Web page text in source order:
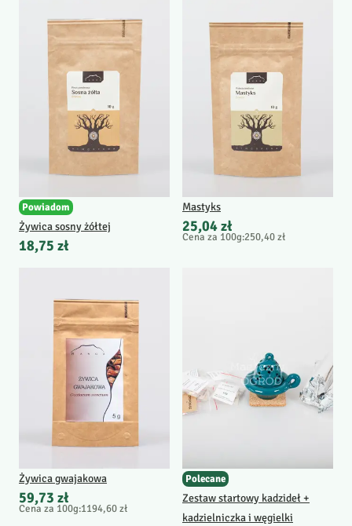
Powiadom
Żywica sosny żółtej
18,75 zł
Mastyks
25,04 zł
Cena za 100g:250,40 zł
Żywica gwajakowa
59,73 zł
Cena za 100g:1194,60 zł
Polecane
Zestaw startowy kadzideł +
kadzielniczka i węgielki